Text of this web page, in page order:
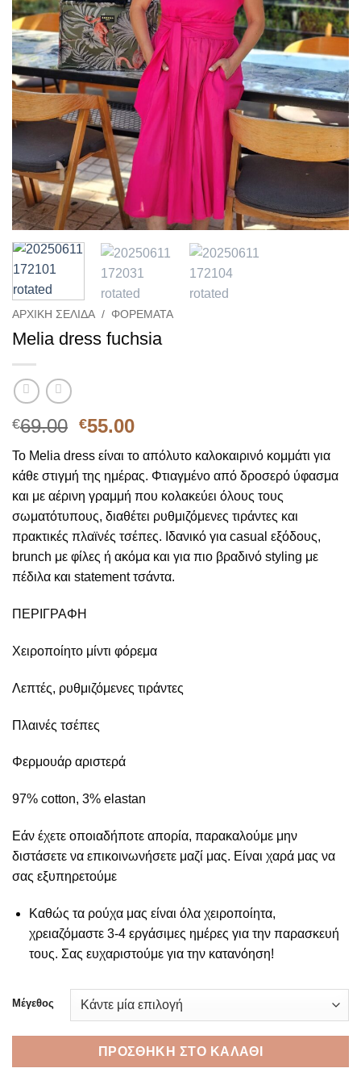
ΑΡΧΙΚΉ ΣΕΛΊΔΑ / ΦΟΡΈΜΑΤΑ
Melia dress fuchsia
€69.00 Original
price
was:
€69.00.
€55.00Η
τρέχουσα
τιμή
είναι:
€55.00.
Το Melia dress είναι το απόλυτο καλοκαιρινό κομμάτι για
κάθε στιγμή της ημέρας. Φτιαγμένο από δροσερό ύφασμα
και με αέρινη γραμμή που κολακεύει όλους τους
σωματότυπους, διαθέτει ρυθμιζόμενες τιράντες και
πρακτικές πλαϊνές τσέπες. Ιδανικό για casual εξόδους,
brunch με φίλες ή ακόμα και για πιο βραδινό styling με
πέδιλα και statement τσάντα.
ΠΕΡΙΓΡΑΦΗ
Xειροποίητο μίντι φόρεμα
Λεπτές, ρυθμιζόμενες τιράντες
Πλαινές τσέπες
Φερμουάρ αριστερά
97% cotton, 3% elastan
Εάν έχετε οποιαδήποτε απορία, παρακαλούμε μην
διστάσετε να επικοινωνήσετε μαζί μας. Είναι χαρά μας να
σας εξυπηρετούμε
Καθώς τα ρούχα μας είναι όλα χειροποίητα,
χρειαζόμαστε 3-4 εργάσιμες ημέρες για την παρασκευή
τους. Σας ευχαριστούμε για την κατανόηση!
Μέγεθος
ΠΡΟΣΘΉΚΗ ΣΤΟ ΚΑΛΆΘΙ